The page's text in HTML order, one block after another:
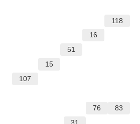
118
16
51
15
107
83
76